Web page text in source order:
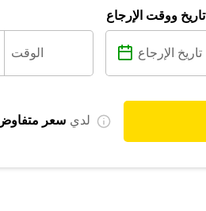
تاريخ ووقت الإرجاع
لدي سعر